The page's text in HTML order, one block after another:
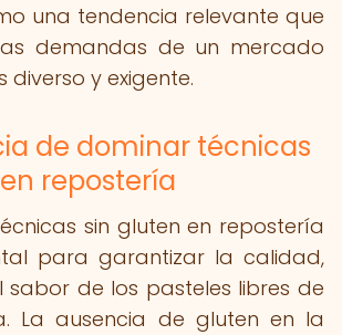
una tendencia relevante que
demandas de un mercado
y exigente.
de dominar técnicas
repostería
sin gluten en repostería
para garantizar la calidad,
sabor de los pasteles libres de
La ausencia de gluten en la